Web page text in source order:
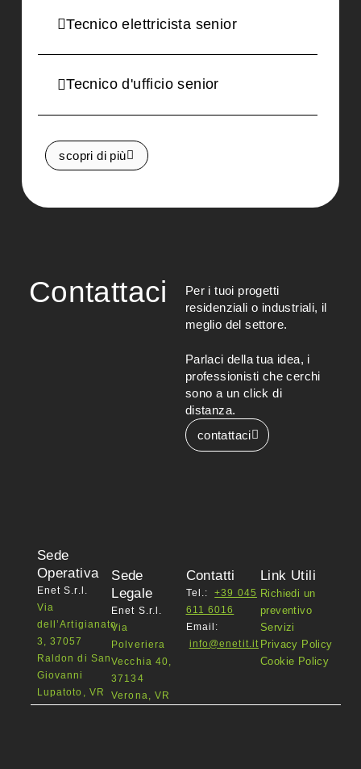
Tecnico elettricista senior
Tecnico d'ufficio senior
scopri di più
Contattaci
Per i tuoi progetti
residenziali o industriali, il
meglio del settore.
Parlaci della tua idea, i
professionisti che cerchi
sono a un click di
distanza.
contattaci
Sede
Operativa
Enet S.r.l.
Via
dell’Artigianato
3, 37057
Raldon di San
Giovanni
Lupatoto, VR
Sede
Legale
Enet S.r.l.
Via
Polveriera
Vecchia 40,
37134
Verona, VR
Contatti
Tel.:
+39 045
611 6016
Email:
info@enetit.it
Link Utili
Richiedi un
preventivo
Servizi
Privacy Policy
Cookie Policy